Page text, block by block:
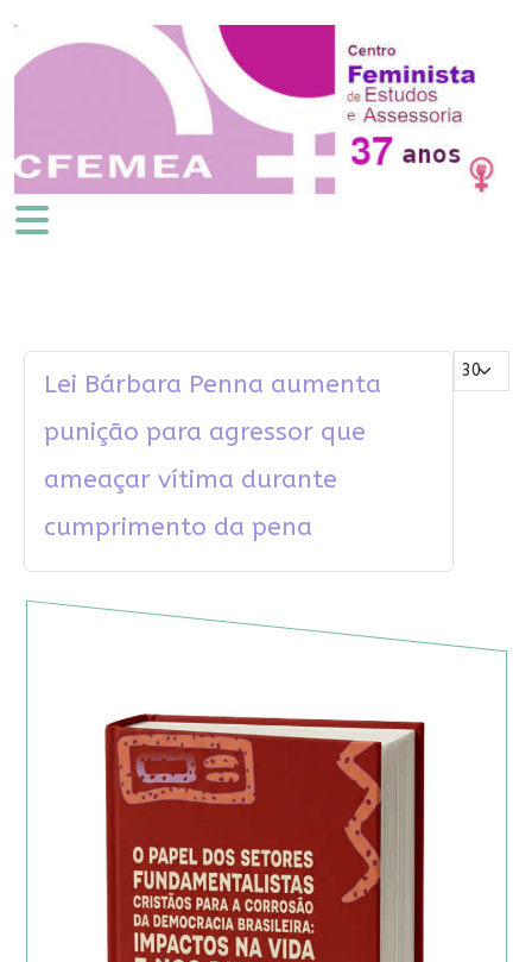
Mostrar #
Lei Bárbara Penna aumenta
punição para agressor que
ameaçar vítima durante
cumprimento da pena